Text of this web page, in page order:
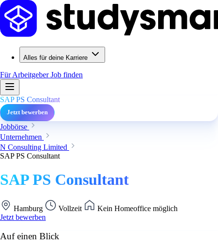
Alles für deine Karriere
Für ArbeitgeberJob finden
SAP PS Consultant
Jetzt bewerben
Jobbörse
Unternehmen
N Consulting Limited
SAP PS Consultant
SAP PS Consultant
Hamburg Vollzeit
Kein Homeoffice möglich
Jetzt bewerben
Auf einen Blick